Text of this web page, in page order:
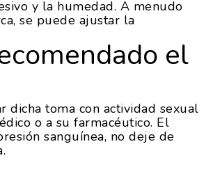
y la humedad. A menudo
se puede ajustar la
el
dicha toma con actividad sexual
o a su farmacéutico. El
sanguínea, no deje de